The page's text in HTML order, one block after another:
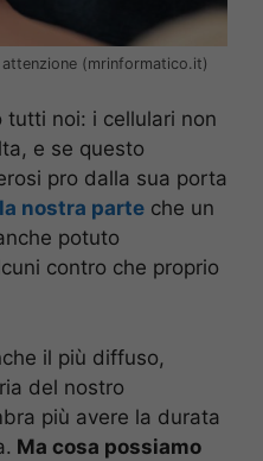
(mrinformatico.it)
tutti noi: i cellulari non
e se questo
pro dalla sua porta
nostra parte che un
potuto
contro che proprio
il più diffuso,
del nostro
più avere la durata
Ma cosa possiamo